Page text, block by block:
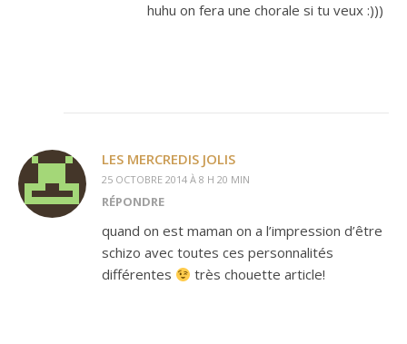
huhu on fera une chorale si tu veux :)))
LES MERCREDIS JOLIS
25 OCTOBRE 2014 À 8 H 20 MIN
RÉPONDRE
quand on est maman on a l’impression d’être
schizo avec toutes ces personnalités
différentes
très chouette article!